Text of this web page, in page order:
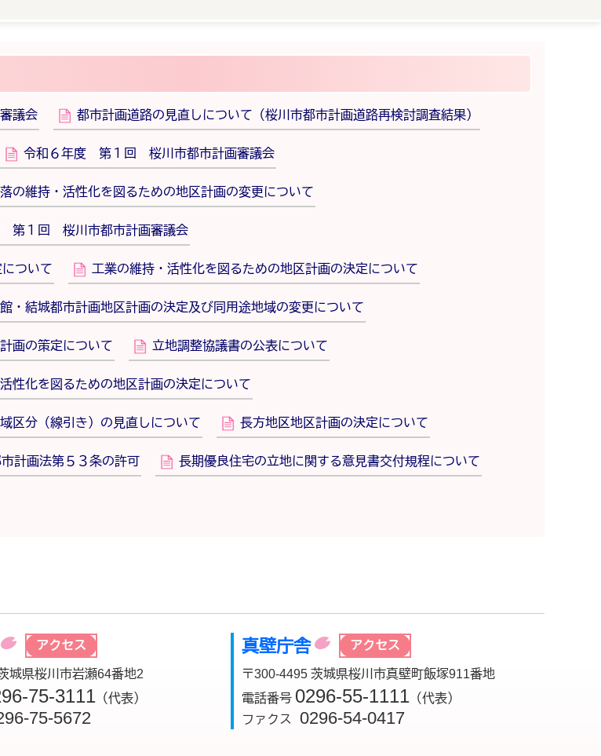
議会 都市計画道路の見直しについて（桜川市都市計画道路再検討調査結果）
令和６年度 第１回 桜川市都市計画審議会
の維持・活性化を図るための地区計画の変更について
第１回 桜川市都市計画審議会
ついて 工業の維持・活性化を図るための地区計画の決定について
・結城都市計画地区計画の決定及び同用途地域の変更について
画の策定について 立地調整協議書の公表について
性化を図るための地区計画の決定について
域区分（線引き）の見直しについて 長方地区地区計画の決定について
計画法第５３条の許可 長期優良住宅の立地に関する意見書交付規程について
アクセス
城県桜川市岩瀬64番地2
75-3111 （代表）
75-5672
真壁庁舎 アクセス
〒300-4495 茨城県桜川市真壁町飯塚911番地
電話番号 0296-55-1111 （代表）
ファクス
0296-54-0417